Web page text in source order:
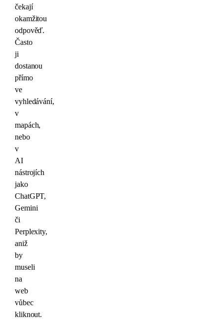
čekají
okamžitou
odpověď.
Často
ji
dostanou
přímo
ve
vyhledávání,
v
mapách,
nebo
v
AI
nástrojích
jako
ChatGPT,
Gemini
či
Perplexity,
aniž
by
museli
na
web
vůbec
kliknout.